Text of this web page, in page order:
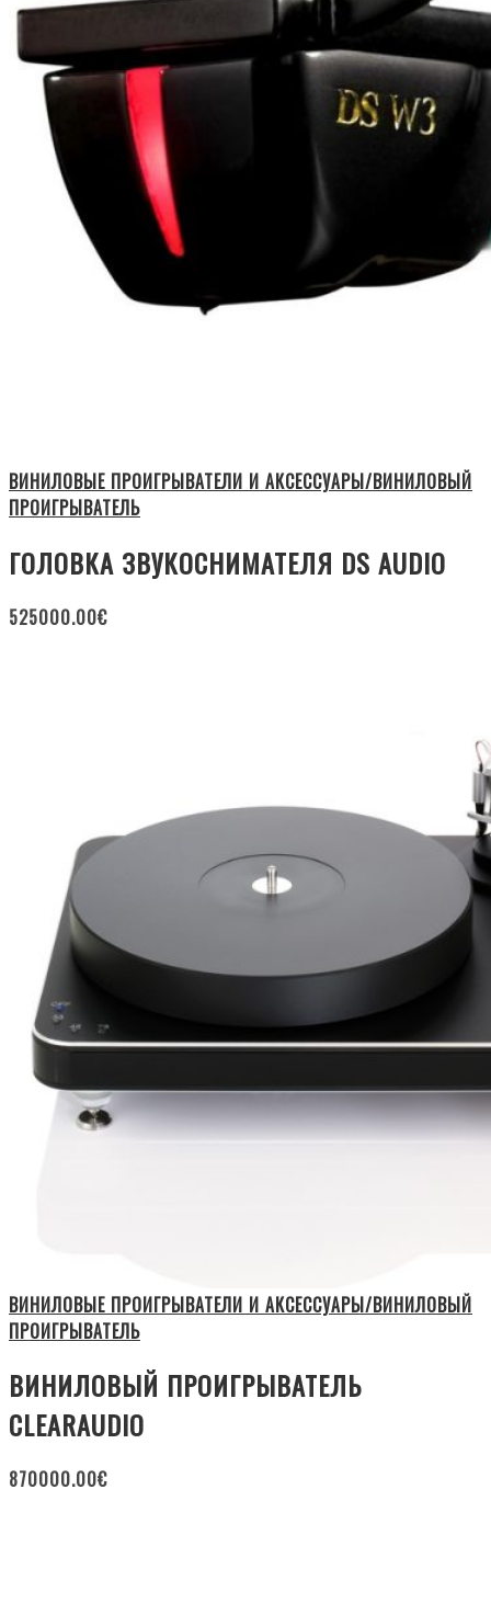
ВИНИЛОВЫЕ ПРОИГРЫВАТЕЛИ И АКСЕССУАРЫ/ВИНИЛОВЫЙ
ПРОИГРЫВАТЕЛЬ
ГОЛОВКА ЗВУКОСНИМАТЕЛЯ DS AUDIO
525000.00€
ВИНИЛОВЫЕ ПРОИГРЫВАТЕЛИ И АКСЕССУАРЫ/ВИНИЛОВЫЙ
ПРОИГРЫВАТЕЛЬ
ВИНИЛОВЫЙ ПРОИГРЫВАТЕЛЬ
CLEARAUDIO
870000.00€